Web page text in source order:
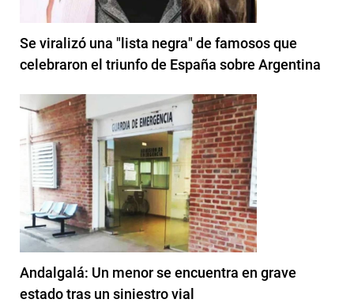
Se viralizó una "lista negra" de famosos que
celebraron el triunfo de España sobre Argentina
Andalgalá: Un menor se encuentra en grave
estado tras un siniestro vial